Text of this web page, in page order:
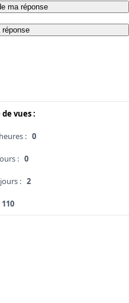
ma réponse
réponse
vues :
: 0
: 0
: 2
110